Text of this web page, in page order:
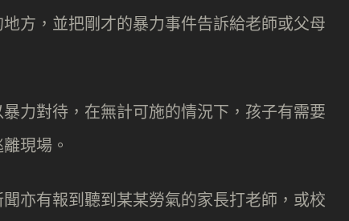
方，並把剛才的暴力事件告訴給老師或父母
力對待，在無計可施的情況下，孩子有需要
現場。
亦有報到聽到某某勞氣的家長打老師，或校